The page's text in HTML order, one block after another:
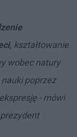
, kształtowanie
wobec natury
poprzez
- mówi